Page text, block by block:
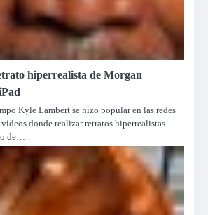
hiperrealista de Morgan
Kyle Lambert se hizo popular en las redes
donde realizar retratos hiperrealistas
de…